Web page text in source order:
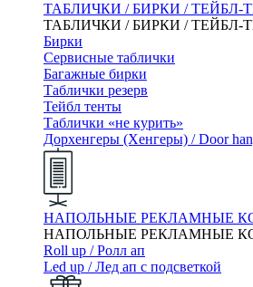
ТАБЛИЧКИ / БИРКИ / ТЕЙБЛ-
ТАБЛИЧКИ / БИРКИ / ТЕЙБЛ-
Бирки
Сервисные таблички
Багажные бирки
Таблички резерв
Тейбл тенты
Таблички «не курить»
Дорхенгеры (Хенгеры) / Door
НАПОЛЬНЫЕ РЕКЛАМНЫЕ
НАПОЛЬНЫЕ РЕКЛАМНЫЕ
Roll up / Ролл ап
Led up / Лед ап с подсветкой